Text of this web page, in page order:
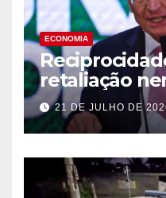
ECONOMIA
retaliação
olho”, diz
21 DE JULHO DE